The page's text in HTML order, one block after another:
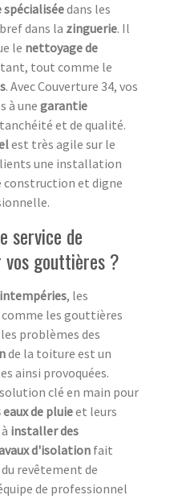
dans les
dans la zinguerie. Il
le nettoyage de
tout comme le
. Avec Couverture 34, vos
à une garantie
et de qualité.
est très agile sur le
une installation
construction et digne
service de
gouttières ?
intempéries, les
comme les gouttières
problèmes des
de la toiture est un
ainsi provoquées.
clé en main pour
de pluieet leurs
installer des
d'isolation fait
du revêtement de
de professionnel